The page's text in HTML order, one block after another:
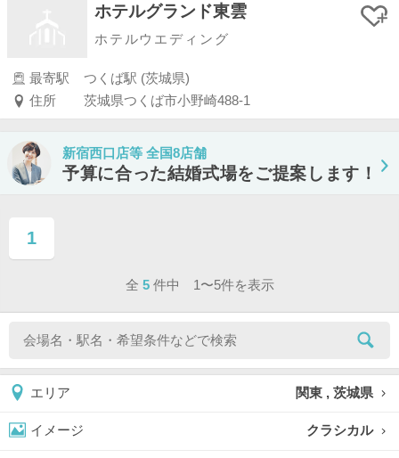
ホテルグランド東雲
ホテルウエディング
最寄駅
つくば駅 (茨城県)
住所
茨城県つくば市小野崎488-1
新宿西口店等 全国8店舗
予算に合った結婚式場をご提案します！
1
ページ目
全 5 件中 1〜5件を表示
エリア 関東 , 茨城県
イメージ クラシカル